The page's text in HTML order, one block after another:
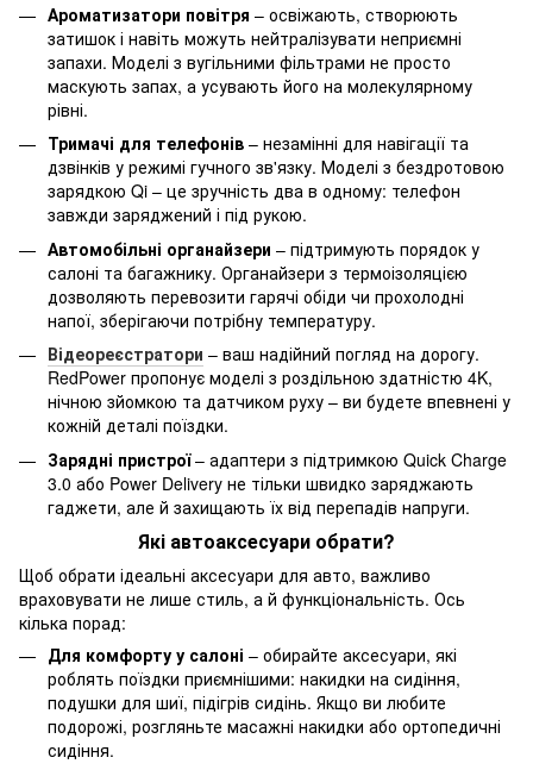
Ароматизатори повітря – освіжають, створюють
затишок і навіть можуть нейтралізувати неприємні
запахи. Моделі з вугільними фільтрами не просто
маскують запах, а усувають його на молекулярному
рівні.
Тримачі для телефонів – незамінні для навігації та
дзвінків у режимі гучного зв'язку. Моделі з бездротовою
зарядкою Qi – це зручність два в одному: телефон
завжди заряджений і під рукою.
Автомобільні органайзери – підтримують порядок у
салоні та багажнику. Органайзери з термоізоляцією
дозволяють перевозити гарячі обіди чи прохолодні
напої, зберігаючи потрібну температуру.
Відеореєстратори – ваш надійний погляд на дорогу.
RedPower пропонує моделі з роздільною здатністю 4K,
нічною зйомкою та датчиком руху – ви будете впевнені у
кожній деталі поїздки.
Зарядні пристрої– адаптери з підтримкою Quick Charge
3.0 або Power Delivery не тільки швидко заряджають
гаджети, але й захищають їх від перепадів напруги.
Які автоаксесуари обрати?
Щоб обрати ідеальні аксесуари для авто, важливо
враховувати не лише стиль, а й функціональність. Ось
кілька порад:
Для комфорту у салоні – обирайте аксесуари, які
роблять поїздки приємнішими: накидки на сидіння,
подушки для шиї, підігрів сидінь. Якщо ви любите
подорожі, розгляньте масажні накидки або ортопедичні
сидіння.